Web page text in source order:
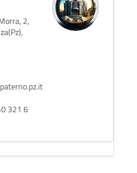
2,
321 6